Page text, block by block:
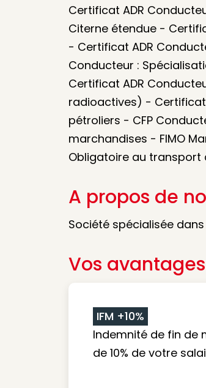
Certificat ADR
Citerne étendue -
- Certificat ADR
Conducteur :
Certificat ADR
radioactives) - Certificat
pétroliers - CFP
marchandises - FIMO
Obligatoire au transport
A propos de
Société spécialisée
Vos
IFM +10%
Indemnité de fin de
de 10% de votre